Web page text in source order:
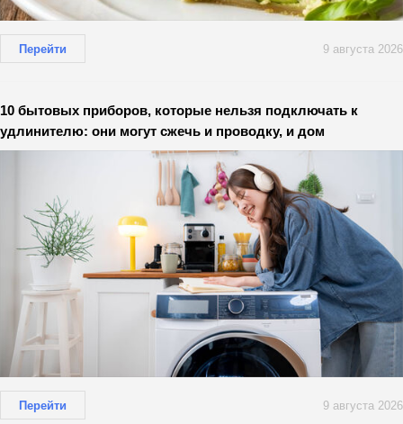
Перейти 9 августа 2026
10 бытовых приборов, которые нельзя подключать к
удлинителю: они могут сжечь и проводку, и дом
Перейти 9 августа 2026